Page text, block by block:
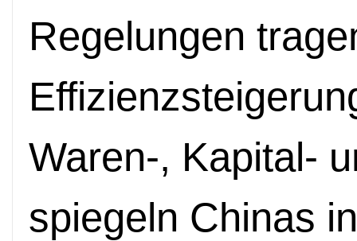
Regelungen
Waren-, Kapital-
spiegeln Chinas